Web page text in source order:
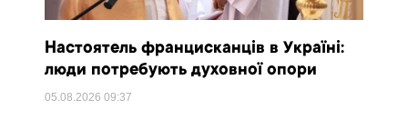
Настоятель францисканців в Україні:
люди потребують духовної опори
05.08.202609:37